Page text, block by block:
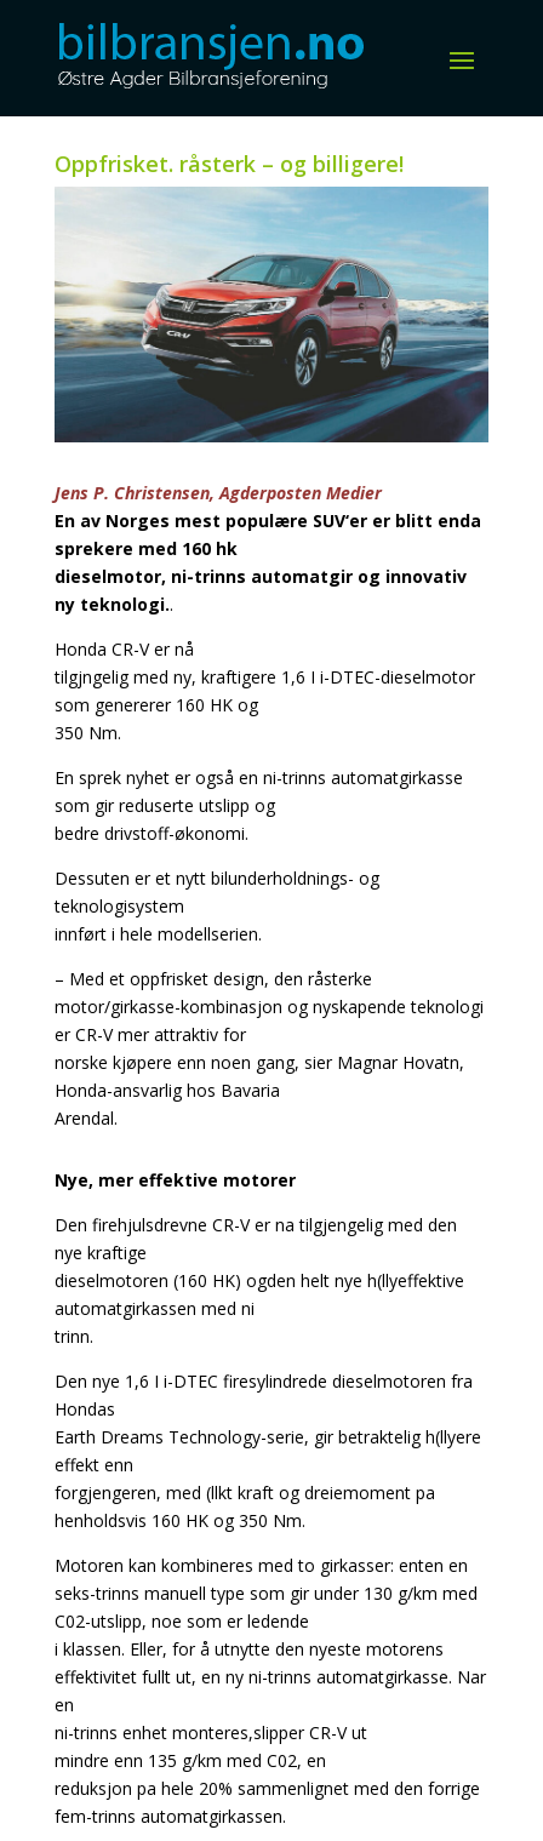
Oppfrisket. råsterk – og billigere!
Jens P. Christensen, Agderposten Medier
En av Norges mest populære SUV‘er er blitt enda
sprekere med 160 hk
dieselmotor, ni-trinns automatgir og innovativ
ny teknologi..
Honda CR-V er nå
tilgjngelig med ny, kraftigere 1,6 I i-DTEC-dieselmotor
som genererer 160 HK og
350 Nm.
En sprek nyhet er også en ni-trinns automatgirkasse
som gir reduserte utslipp og
bedre drivstoff-økonomi.
Dessuten er et nytt bilunderholdnings- og
teknologisystem
innført i hele modellserien.
– Med et oppfrisket design, den råsterke
motor/girkasse-kombinasjon og nyskapende teknologi
er CR-V mer attraktiv for
norske kjøpere enn noen gang, sier Magnar Hovatn,
Honda-ansvarlig hos Bavaria
Arendal.
Nye, mer effektive motorer
Den firehjulsdrevne CR-V er na tilgjengelig med den
nye kraftige
dieselmotoren (160 HK) ogden helt nye h(llyeffektive
automatgirkassen med ni
trinn.
Den nye 1,6 I i-DTEC firesylindrede dieselmotoren fra
Hondas
Earth Dreams Technology-serie, gir betraktelig h(llyere
effekt enn
forgjengeren, med (llkt kraft og dreiemoment pa
henholdsvis 160 HK og 350 Nm.
Motoren kan kombineres med to girkasser: enten en
seks-trinns manuell type som gir under 130 g/km med
C02-utslipp, noe som er ledende
i klassen. Eller, for å utnytte den nyeste motorens
effektivitet fullt ut, en ny ni-trinns automatgirkasse. Nar
en
ni-trinns enhet monteres,slipper CR-V ut
mindre enn 135 g/km med C02, en
reduksjon pa hele 20% sammenlignet med den forrige
fem-trinns automatgirkassen.